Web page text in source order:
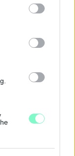
may click to
party tags to
in below Google
MENT KI
Puskás